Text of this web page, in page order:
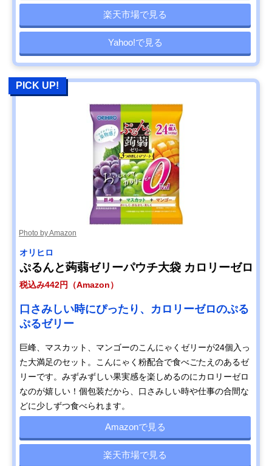
楽天市場で見る
Yahoo!で見る
PICK UP!
Photo by Amazon
オリヒロ
ぷるんと蒟蒻ゼリーパウチ大袋 カロリーゼロ
税込み442円（Amazon）
口さみしい時にぴったり、カロリーゼロのぷる
ぷるゼリー
巨峰、マスカット、マンゴーのこんにゃくゼリーが24個入っ
た大満足のセット。こんにゃく粉配合で食べごたえのあるゼ
リーです。みずみずしい果実感を楽しめるのにカロリーゼロ
なのが嬉しい！個包装だから、口さみしい時や仕事の合間な
どに少しずつ食べられます。
Amazonで見る
楽天市場で見る